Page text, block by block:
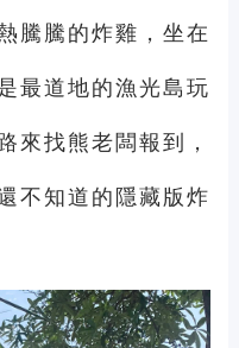
騰騰的炸雞，坐在
最道地的漁光島玩
來找熊老闆報到，
不知道的隱藏版炸